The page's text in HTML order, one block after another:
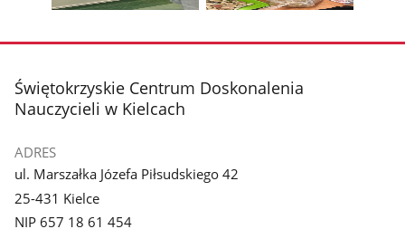
galerii.
galerii.
stopka
Świętokrzyskie Centrum Doskonalenia
Nauczycieli w Kielcach
ADRES
ul. Marszałka Józefa Piłsudskiego 42
25-431 Kielce
NIP 657 18 61 454